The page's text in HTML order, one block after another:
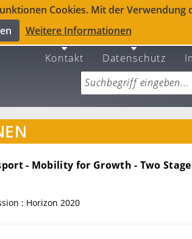
Cookies. Mit der Verwendung
Weitere Informationen
Kontakt Datenschutz
- Mobility for Growth - Two
: Horizon 2020